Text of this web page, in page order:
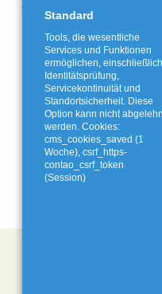
Werdegang
(FH
Seit
Kontakt 04241
Standard
Tools, die wesentliche
Services und Funktionen
ermöglichen, einschließlich
Identitätsprüfung,
Servicekontinuität und
Standortsicherheit. Diese
Option kann nicht
werden. Cookies:
cms_cookies_saved (1
Woche), csrf_https-
contao_csrf_token
(Session)